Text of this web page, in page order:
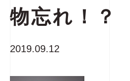
物忘れ！？
2019.09.12